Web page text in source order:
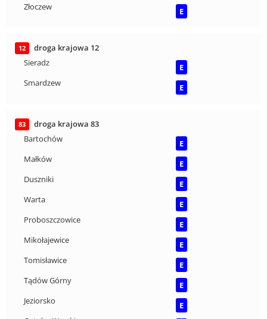
Złoczew
E
12
droga krajowa 12
Sieradz
E
Smardzew
E
83
droga krajowa 83
Bartochów
E
Małków
E
Duszniki
E
Warta
E
Proboszczowice
E
Mikołajewice
E
Tomisławice
E
Tądów Górny
E
Jeziorsko
E